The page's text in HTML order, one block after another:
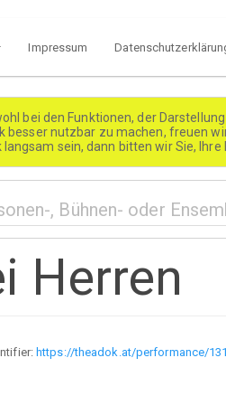
Impressum
bei den Funktionen, der
besser nutzbar zu machen, freuen
sein, dann bitten wir Sie,
Herren
https://theadok.at/performance/